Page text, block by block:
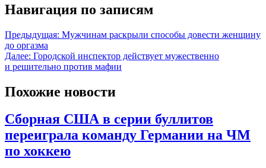
Навигация по записям
Предыдущая: Мужчинам раскрыли способы довести женщину
до оргазма
Далее: Городской инспектор действует мужественно
и решительно против мафии
Похожие новости
Сборная США в серии буллитов
переиграла команду Германии на ЧМ
по хоккею